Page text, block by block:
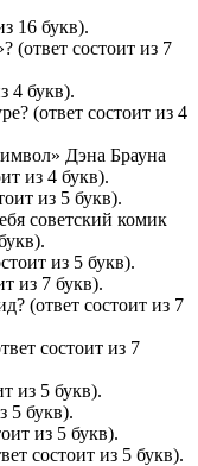
16 букв).
состоит из 7
4 букв).
(ответ состоит из 4
Дэна Брауна
из 4 букв).
из 5 букв).
советский комик
из 5 букв).
из 7 букв).
(ответ состоит из 7
состоит из 7
из 5 букв).
5 букв).
из 5 букв).
состоит из 5 букв).